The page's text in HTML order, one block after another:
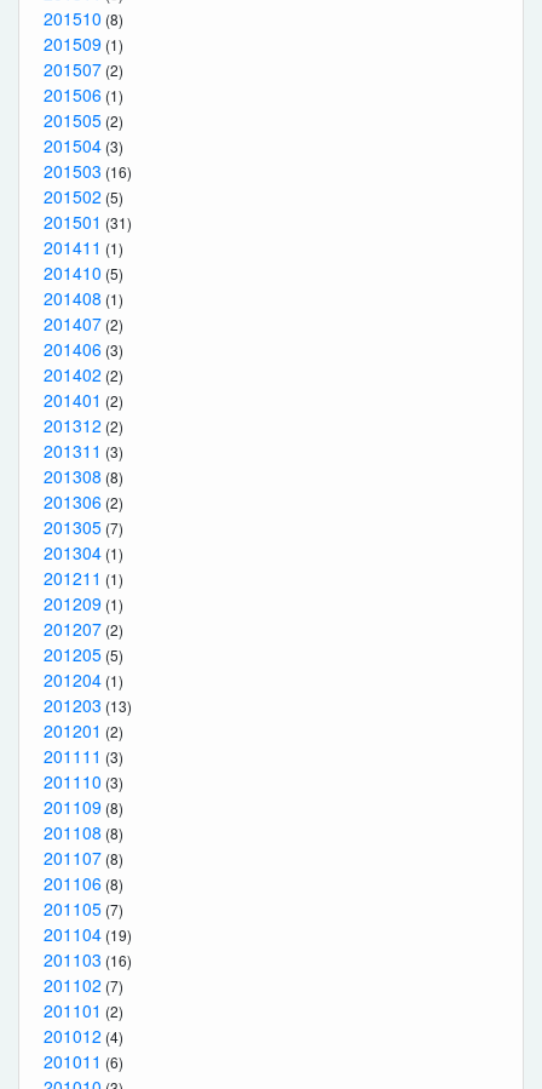
201510 (8)
201509 (1)
201507 (2)
201506 (1)
201505 (2)
201504 (3)
201503 (16)
201502 (5)
201501 (31)
201411 (1)
201410 (5)
201408 (1)
201407 (2)
201406 (3)
201402 (2)
201401 (2)
201312 (2)
201311 (3)
201308 (8)
201306 (2)
201305 (7)
201304 (1)
201211 (1)
201209 (1)
201207 (2)
201205 (5)
201204 (1)
201203 (13)
201201 (2)
201111 (3)
201110 (3)
201109 (8)
201108 (8)
201107 (8)
201106 (8)
201105 (7)
201104 (19)
201103 (16)
201102 (7)
201101 (2)
201012 (4)
201011 (6)